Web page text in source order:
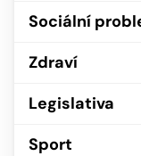
Sociální
Zdraví
Legislativa
Sport